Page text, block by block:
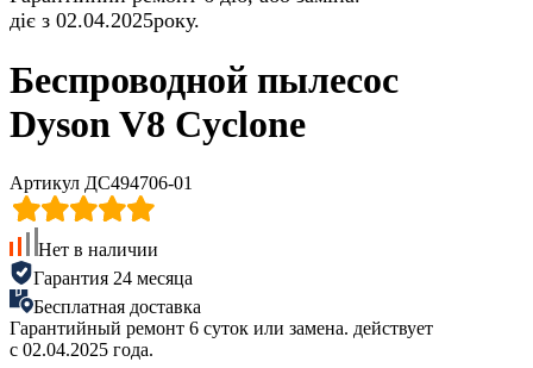
діє з 02.04.2025року.
Беспроводной пылесос
Dyson V8 Cyclone
Артикул ДС494706-01
Нет в наличии
Гарантия 24 месяца
Бесплатная доставка
Гарантийный ремонт 6 суток или замена. действует
с 02.04.2025 года.